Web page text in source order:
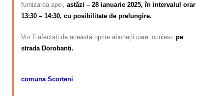
furnizarea apei, astăzi – 28 ianuarie 2025, în intervalul orar
13:30 – 14:30, cu posibilitate de prelungire.
Vor fi afectați de această oprire abonații care locuiesc pe
strada Dorobanți.
comuna Scorțeni